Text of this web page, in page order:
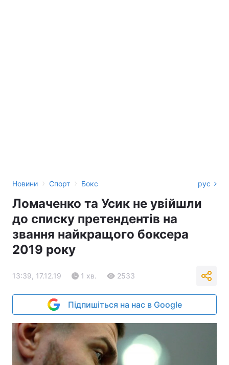
Новини › Спорт › Бокс рус
Ломаченко та Усик не увійшли
до списку претендентів на
звання найкращого боксера
2019 року
13:39, 17.12.19 1 хв. 2533
Підпишіться на нас в Google